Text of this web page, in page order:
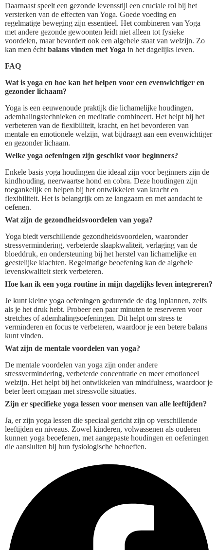
Daarnaast speelt een gezonde levensstijl een cruciale rol bij het
versterken van de effecten van Yoga. Goede voeding en
regelmatige beweging zijn essentieel. Het combineren van Yoga
met andere gezonde gewoonten leidt niet alleen tot fysieke
voordelen, maar bevordert ook een algehele staat van welzijn. Zo
kan men écht balans vinden met Yoga in het dagelijks leven.
FAQ
Wat is yoga en hoe kan het helpen voor een evenwichtiger en
gezonder lichaam?
Yoga is een eeuwenoude praktijk die lichamelijke houdingen,
ademhalingstechnieken en meditatie combineert. Het helpt bij het
verbeteren van de flexibiliteit, kracht, en het bevorderen van
mentale en emotionele welzijn, wat bijdraagt aan een evenwichtiger
en gezonder lichaam.
Welke yoga oefeningen zijn geschikt voor beginners?
Enkele basis yoga houdingen die ideaal zijn voor beginners zijn de
kindhouding, neerwaartse hond en cobra. Deze houdingen zijn
toegankelijk en helpen bij het ontwikkelen van kracht en
flexibiliteit. Het is belangrijk om ze langzaam en met aandacht te
oefenen.
Wat zijn de gezondheidsvoordelen van yoga?
Yoga biedt verschillende gezondheidsvoordelen, waaronder
stressvermindering, verbeterde slaapkwaliteit, verlaging van de
bloeddruk, en ondersteuning bij het herstel van lichamelijke en
geestelijke klachten. Regelmatige beoefening kan de algehele
levenskwaliteit sterk verbeteren.
Hoe kan ik een yoga routine in mijn dagelijks leven integreren?
Je kunt kleine yoga oefeningen gedurende de dag inplannen, zelfs
als je het druk hebt. Probeer een paar minuten te reserveren voor
stretches of ademhalingsoefeningen. Dit helpt om stress te
verminderen en focus te verbeteren, waardoor je een betere balans
kunt vinden.
Wat zijn de mentale voordelen van yoga?
De mentale voordelen van yoga zijn onder andere
stressvermindering, verbeterde concentratie en meer emotioneel
welzijn. Het helpt bij het ontwikkelen van mindfulness, waardoor je
beter leert omgaan met stressvolle situaties.
Zijn er specifieke yoga lessen voor mensen van alle leeftijden?
Ja, er zijn yoga lessen die speciaal gericht zijn op verschillende
leeftijden en niveaus. Zowel kinderen, volwassenen als ouderen
kunnen yoga beoefenen, met aangepaste houdingen en oefeningen
die aansluiten bij hun fysiologische behoeften.